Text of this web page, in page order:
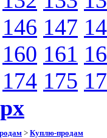
146 147
160 161
174 175
> Куплю-продам